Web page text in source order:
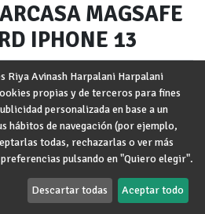
MAGSAFE
IPHONE 13
30 días
Riya Avinash Harpalani Harpalani
propias y de terceros para fines
personalizada en base a un
hábitos de navegación (por ejemplo,
todas, rechazarlas o ver más
pulsando en "Quiero elegir".
Descartar todas Aceptar todo